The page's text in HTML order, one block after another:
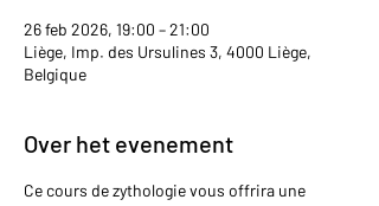
26 feb 2026, 19:00 – 21:00
Liège, Imp. des Ursulines 3, 4000 Liège,
Belgique
Over het evenement
Ce cours de zythologie vous offrira une